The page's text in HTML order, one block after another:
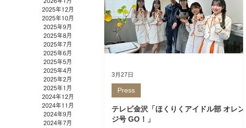
2025年12月
2025年10月
2025年9月
2025年8月
2025年7月
2025年6月
2025年5月
2025年4月
2025年2月
2025年1月
2024年12月
2024年11月
2024年9月
2024年7月
テレビ金沢「ほくりくアイドル部 オレン
ジ号 GO！」
Press
3月27日